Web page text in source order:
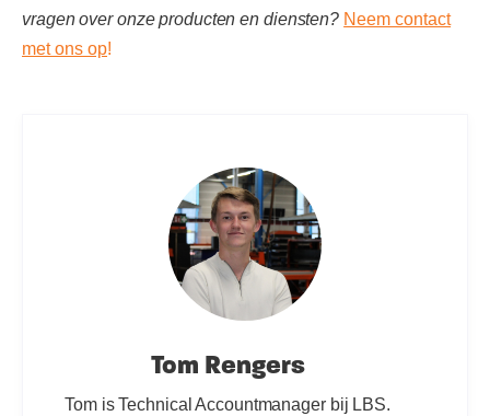
vragen over onze producten en diensten? Neem contact
met ons op!
Tom Rengers
Tom is Technical Accountmanager bij LBS.